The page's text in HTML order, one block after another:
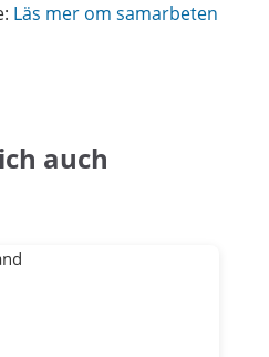
Läs mer om samarbeten
auch